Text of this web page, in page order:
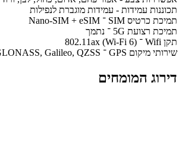
תכוננות עמידות - עמידות מוגברת לנפילות
תמיכת כרטיס SIM ־ Nano-SIM + eSIM
תמיכת רצועת 5G ־ נתמך
תקן Wifi ־ 802.11ax (Wi-Fi 6)
שירותי מיקום GPS ־ GPS, GLONASS, Galileo, QZSS
דירוג המומחים